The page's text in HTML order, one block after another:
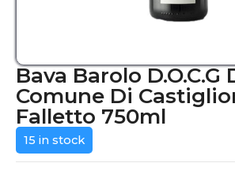
Bava Barolo D.O.C.G
Comune Di
Falletto 750ml
15 in stock